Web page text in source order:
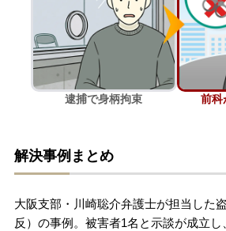
接見・面会を弁護士に依頼
刑事事件を示談で解決したい
弁護士紹介
弁護士費用
逮捕で身柄拘束 前科
解決事例まとめ
大阪支部・川崎聡介弁護士が担当した
反）の事例。被害者1名と示談が成立